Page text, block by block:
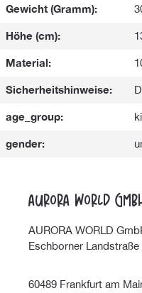
Gewicht (Gramm):
Höhe (cm):
Material:
Sicherheitshinweise:
age_group:
gender:
Aurora World GmbH
AURORA WORLD
Eschborner Landstraße
60489 Frankfurt am